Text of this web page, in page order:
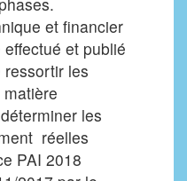
et financier
et publié
ressortir les
les
réelles
PAI 2018